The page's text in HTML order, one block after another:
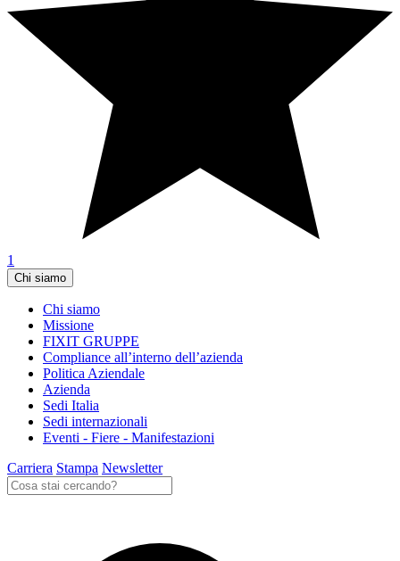
1
Chi siamo
Chi siamo
Missione
FIXIT GRUPPE
Compliance all’interno dell’azienda
Politica Aziendale
Azienda
Sedi Italia
Sedi internazionali
Eventi - Fiere - Manifestazioni
Carriera Stampa Newsletter